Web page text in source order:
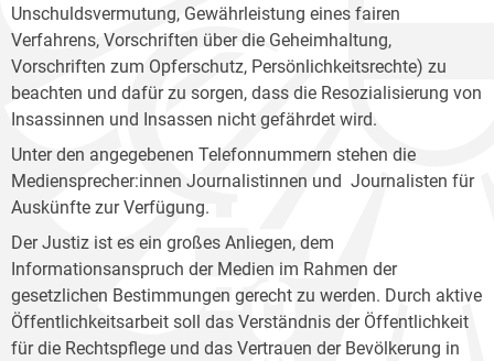
Unschuldsvermutung, Gewährleistung eines fairen
Verfahrens, Vorschriften über die Geheimhaltung,
Vorschriften zum Opferschutz, Persönlichkeitsrechte) zu
beachten und dafür zu sorgen, dass die Resozialisierung von
Insassinnen und Insassen nicht gefährdet wird.
Unter den angegebenen Telefonnummern stehen die
Mediensprecher:innen Journalistinnen und Journalisten für
Auskünfte zur Verfügung.
Der Justiz ist es ein großes Anliegen, dem
Informationsanspruch der Medien im Rahmen der
gesetzlichen Bestimmungen gerecht zu werden. Durch aktive
Öffentlichkeitsarbeit soll das Verständnis der Öffentlichkeit
für die Rechtspflege und das Vertrauen der Bevölkerung in